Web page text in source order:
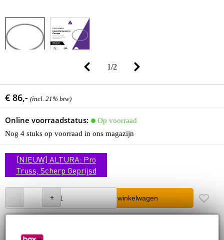
1/2
€ 86,- (incl. 21% btw)
Online voorraadstatus:
Op voorraad
Nog 4 stuks op voorraad in ons magazijn
[NIEUW] ALTURA: Pro
Truss, Scherp Geprijsd
In winkelwagen
Bestel voor 23:00 = morgen in huis